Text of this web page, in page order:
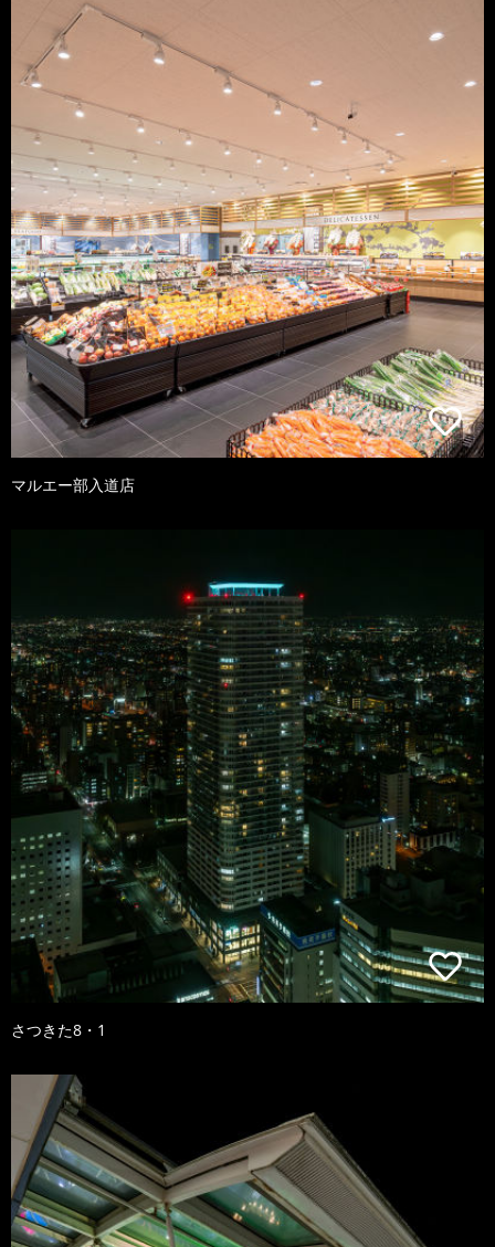
マルエー部入道店
さつきた8・1